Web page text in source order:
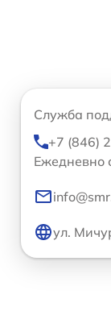
Служба
+7 (846)
Ежедневно
ул.